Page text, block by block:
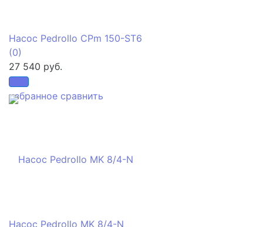
избранное сравнить
Насос Pedrollo CPm 150-ST6
(0)
27 540 руб.
Насос Pedrollo MK 8/4-N